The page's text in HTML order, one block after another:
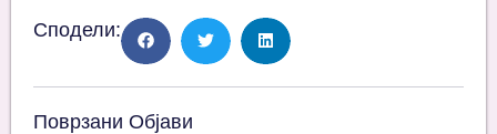
Сподели:
Поврзани Објави